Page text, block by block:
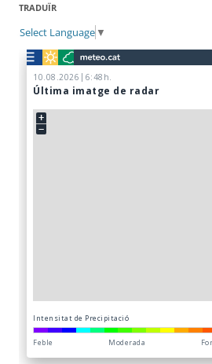
TRADUÏR
Select Language ▼